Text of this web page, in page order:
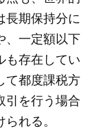
長期保持分に
、一定額以下
も存在してい
て都度課税方
引を行う場合
れる。